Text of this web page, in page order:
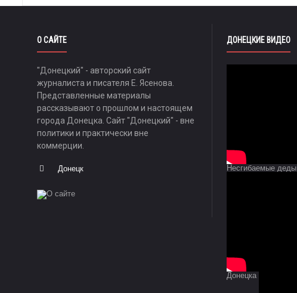
О САЙТЕ
"Донецкий" - авторский сайт
журналиста и писателя Е. Ясенова.
Представленные материалы
рассказывают о прошлом и настоящем
города Донецка. Сайт "Донецкий" - вне
политики и практически вне
коммерции.
Донецк
ДОНЕЦКИЕ ВИДЕО
Несгибаемые деды
Донецка